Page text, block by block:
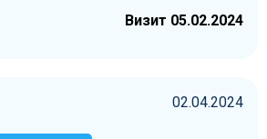
Визит 05.02.2024
02.04.2024